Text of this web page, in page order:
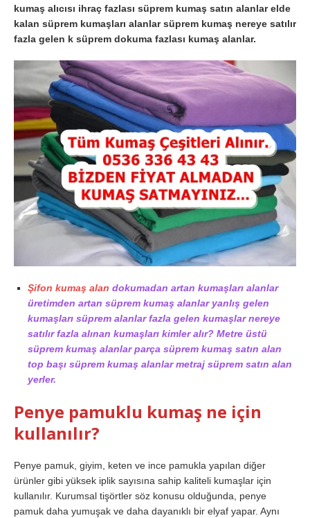
kumaş alıcısı ihraç fazlası süprem kumaş satın alanlar elde
kalan süprem kumaşları alanlar süprem kumaş nereye satılır
fazla gelen k süprem dokuma fazlası kumaş alanlar.
Şifon kumaş alan dokumadan artan kumaşları alanlar
üretimden artan süprem kumaş alanlar yanlış gelen
kumaşları süprem alanlar fazla gelen kumaşlar nereye
satılır fazla alınan kumaşları kimler alır? Metre üstü
süprem kumaş alanlar parça süprem kumaş satın alan
top başı süprem kumaş alanlar metraj süprem satın alan
yerler.
Penye pamuklu kumaş ne için
kullanılır?
Penye pamuk, giyim, keten ve ince pamukla yapılan diğer
ürünler gibi yüksek iplik sayısına sahip kaliteli kumaşlar için
kullanılır. Kurumsal tişörtler söz konusu olduğunda, penye
pamuk daha yumuşak ve daha dayanıklı bir elyaf yapar. Aynı